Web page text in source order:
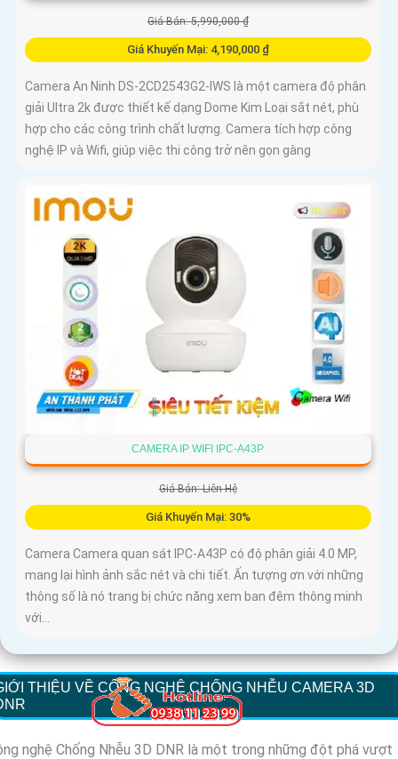
Giá Bán: 5,990,000 ₫
Giá Khuyến Mại: 4,190,000 ₫
Camera An Ninh DS-2CD2543G2-IWS là một camera độ phân
giải Ultra 2k được thiết kế dạng Dome Kim Loại sắt nét, phù
hợp cho các công trình chất lượng. Camera tích hợp công
nghệ IP và Wifi, giúp việc thi công trở nên gọn gàng
CAMERA IP WIFI IPC-A43P
Giá Bán: Liên Hệ
Giá Khuyến Mại: 30%
Camera Camera quan sát IPC-A43P có độ phân giải 4.0 MP,
mang lại hình ảnh sắc nét và chi tiết. Ấn tượng ơn với những
thông số là nó trang bị chức năng xem ban đêm thông minh
với...
THIỆU VỀ CÔNG NGHỆ CHỐNG NHỄU CAMERA 3D
nghệ Chống Nhễu 3D DNR là một trong những đột phá vượt